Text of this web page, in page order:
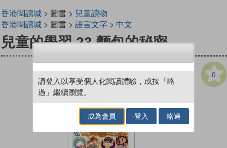
香港閱讀城> 圖書 > 兒童讀物
香港閱讀城> 圖書 > 語言文字> 中文
兒童的學習 23 麵包的秘密
0
請登入以享受個人化閱讀體驗，或按「略
過」繼續瀏覽。
成為會員 登入 略過